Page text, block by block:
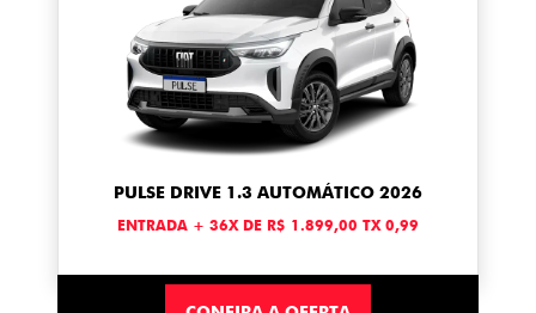
PULSE DRIVE 1.3 AUTOMÁTICO 2026
ENTRADA + 36X DE R$ 1.899,00 TX 0,99